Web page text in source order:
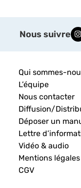
Nous suivre
Qui sommes-
L’équipe
Nous contacter
Diffusion/
Déposer un
Lettre
Vidéo & audio
Mentions légales
CGV